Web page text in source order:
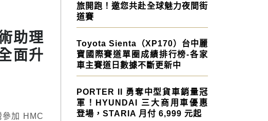
助理
面升
加 HMC
旅開跑！邀您共赴全球魅力夜間街
道賽
Toyota Sienta（XP170）台中麗
寶國際賽道單圈成績排行榜-各家
車主賽道日數據不斷更新中
PORTER II 勇奪中型貨車銷量冠
軍！HYUNDAI 三大商用車優惠
登場，STARIA 月付 6,999 元起